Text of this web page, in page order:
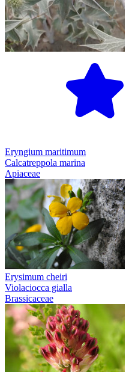
Eryngium maritimum
Calcatreppola marina
Apiaceae
Erysimum cheiri
Violaciocca gialla
Brassicaceae